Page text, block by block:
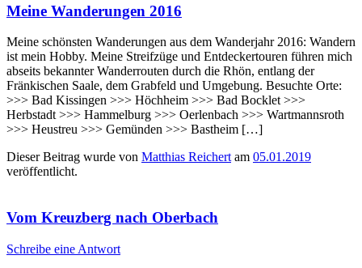
Meine Wanderungen 2016
Meine schönsten Wanderungen aus dem Wanderjahr 2016: Wandern
ist mein Hobby. Meine Streifzüge und Entdeckertouren führen mich
abseits bekannter Wanderrouten durch die Rhön, entlang der
Fränkischen Saale, dem Grabfeld und Umgebung. Besuchte Orte:
>>> Bad Kissingen >>> Höchheim >>> Bad Bocklet >>>
Herbstadt >>> Hammelburg >>> Oerlenbach >>> Wartmannsroth
>>> Heustreu >>> Gemünden >>> Bastheim […]
Dieser Beitrag wurde von Matthias Reichertam 05.01.2019
veröffentlicht.
Vom Kreuzberg nach Oberbach
Schreibe eine Antwort